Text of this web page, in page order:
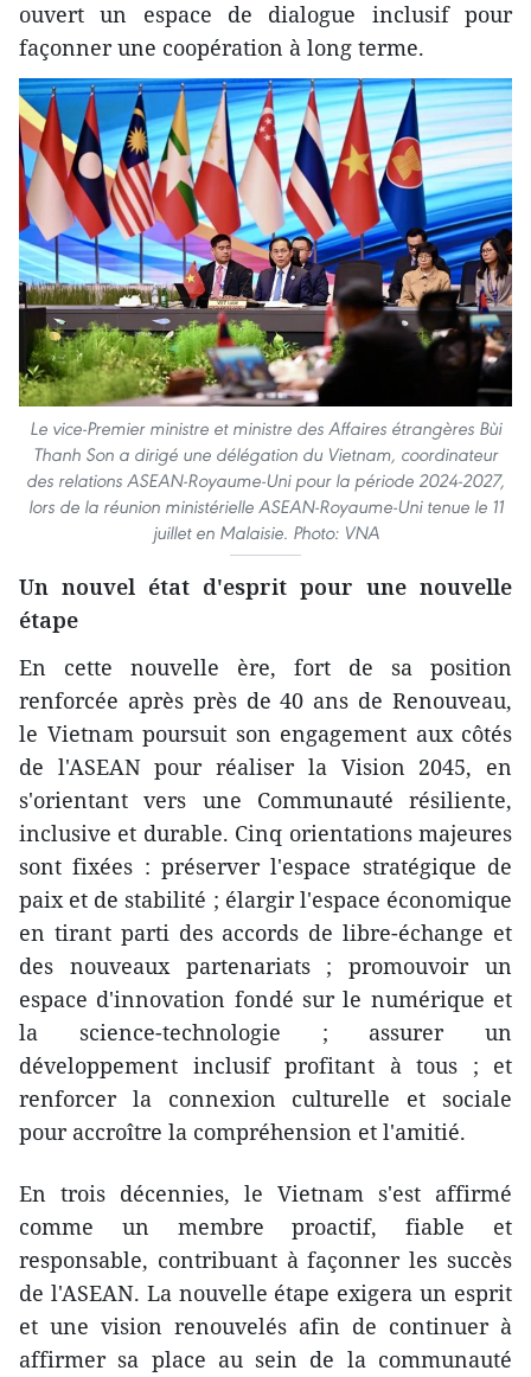
ouvert un espace de dialogue inclusif pour
façonner une coopération à long terme.
Le vice-Premier ministre et ministre des Affaires étrangères Bùi
Thanh Son a dirigé une délégation du Vietnam, coordinateur
des relations ASEAN-Royaume-Uni pour la période 2024-2027,
lors de la réunion ministérielle ASEAN-Royaume-Uni tenue le 11
juillet en Malaisie. Photo: VNA
Un nouvel état d'esprit pour une nouvelle
étape
En cette nouvelle ère, fort de sa position
renforcée après près de 40 ans de Renouveau,
le Vietnam poursuit son engagement aux côtés
de l'ASEAN pour réaliser la Vision 2045, en
s'orientant vers une Communauté résiliente,
inclusive et durable. Cinq orientations majeures
sont fixées : préserver l'espace stratégique de
paix et de stabilité ; élargir l'espace économique
en tirant parti des accords de libre-échange et
des nouveaux partenariats ; promouvoir un
espace d'innovation fondé sur le numérique et
la science-technologie ; assurer un
développement inclusif profitant à tous ; et
renforcer la connexion culturelle et sociale
pour accroître la compréhension et l'amitié.
En trois décennies, le Vietnam s'est affirmé
comme un membre proactif, fiable et
responsable, contribuant à façonner les succès
de l'ASEAN. La nouvelle étape exigera un esprit
et une vision renouvelés afin de continuer à
affirmer sa place au sein de la communauté